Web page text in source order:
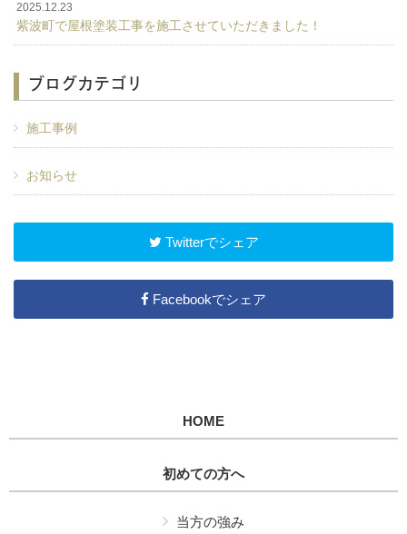
2025.12.23
紫波町で屋根塗装工事を施工させていただきました！
ブログカテゴリ
施工事例
お知らせ
Twitterでシェア
Facebookでシェア
HOME
初めての方へ
当方の強み